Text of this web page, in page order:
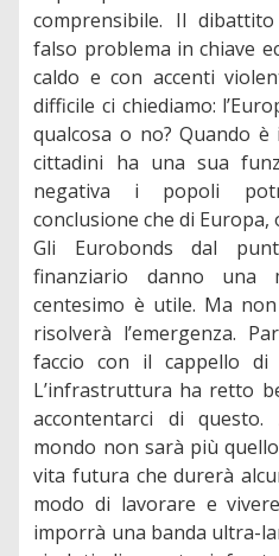
comprensibile. Il
falso problema in chiave
caldo e con accenti
difficile ci chiediamo:
qualcosa o no? Quando
cittadini ha una sua
negativa i popoli
conclusione che di Europa,
Gli Eurobonds dal
finanziario danno una
centesimo è utile. Ma
risolverà l’emergenza.
faccio con il cappello di
L’infrastruttura ha retto
accontentarci di
mondo non sarà più
vita futura che durerà
modo di lavorare e
imporrà una banda ultra-